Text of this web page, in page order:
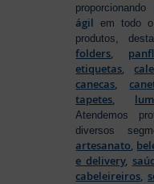
proporcionando
ágil em todo
produtos,
folders
etiquetas ,
canecas ,
tapetes
Atendemos
diversos
artesanato
e delivery,
cabeleireiros